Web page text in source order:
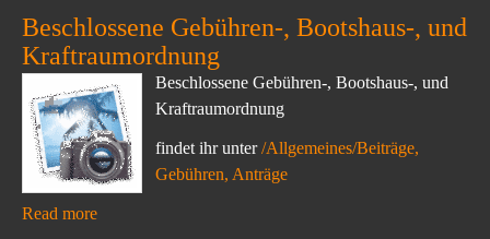
Beschlossene Gebühren-, Bootshaus-, und
Kraftraumordnung
Beschlossene Gebühren-, Bootshaus-, und
Kraftraumordnung
findet ihr unter/Allgemeines/Beiträge,
Gebühren, Anträge
Read more